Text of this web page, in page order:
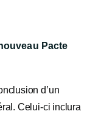
Pacte
d’un
Celui-ci inclura